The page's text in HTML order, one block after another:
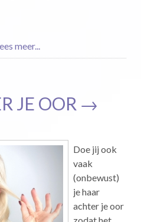
meer...
JE OOR →
Doe jij ook
vaak
(onbewust)
je haar
achter je oor